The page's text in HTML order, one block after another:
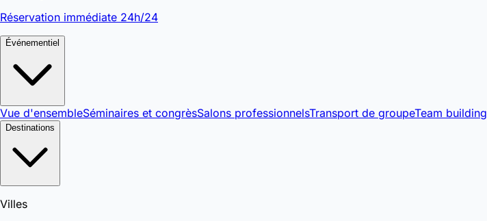
Réservation immédiate 24h/24
Événementiel
Vue d'ensembleSéminaires et congrèsSalons professionnelsTransport de groupeTeam building
Destinations
Villes